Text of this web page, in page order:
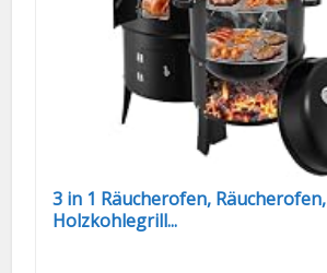
3 in 1 Räucherofen, Räucherofen,
Holzkohlegrill...